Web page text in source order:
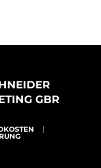
GBR